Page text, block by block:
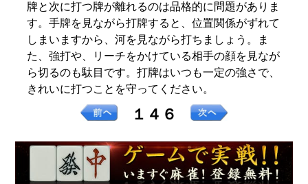
牌と次に打つ牌が離れるのは品格的に問題がありま
す。手牌を見ながら打牌すると、位置関係がずれて
しまいますから、河を見ながら打ちましょう。ま
た、強打や、リーチをかけている相手の顔を見なが
ら切るのも駄目です。打牌はいつも一定の強さで、
きれいに打つことを守ってください。
１４６